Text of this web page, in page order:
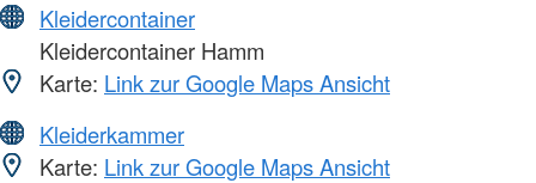
Kleidercontainer
Kleidercontainer Hamm
Karte: Link zur Google Maps Ansicht
Kleiderkammer
Karte: Link zur Google Maps Ansicht